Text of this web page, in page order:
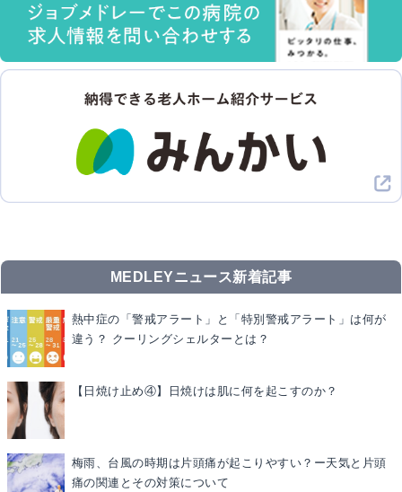
MEDLEYニュース新着記事
熱中症の「警戒アラート」と「特別警戒アラート」は何が
違う？ クーリングシェルターとは？
【日焼け止め④】日焼けは肌に何を起こすのか？
梅雨、台風の時期は片頭痛が起こりやすい？ー天気と片頭
痛の関連とその対策について